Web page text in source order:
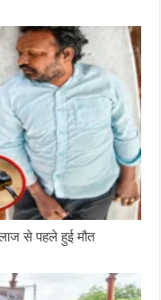
से पहले हुई मौत